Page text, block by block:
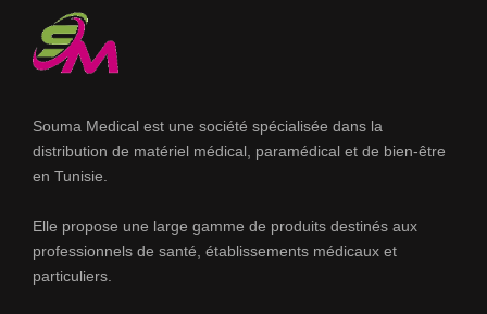
Souma Medical est une société spécialisée dans la
distribution de matériel médical, paramédical et de bien-être
en Tunisie.
Elle propose une large gamme de produits destinés aux
professionnels de santé, établissements médicaux et
particuliers.